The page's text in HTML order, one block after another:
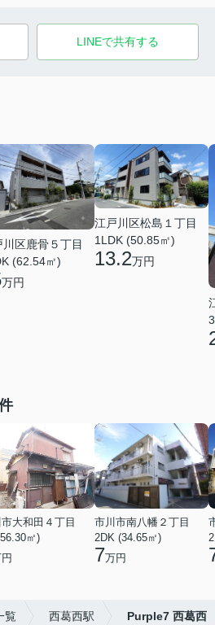
LINEで共有する
川区鹿骨５丁目
(62.54㎡)
万円
江戸川区松島１丁目
1LDK (50.85㎡)
13.2万円
大和田４丁目
㎡)
市川市南八幡２丁目
2DK (34.65㎡)
7万円
覧 西葛西駅 Purple7 西葛西